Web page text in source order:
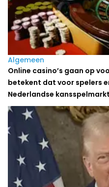
Algemeen
Online casino’s gaan op
betekent dat voor spelers
Nederlandse